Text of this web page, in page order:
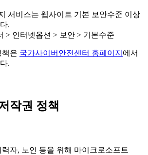
서비스는 웹사이트 기본 보안수준 이상
.
> 인터넷옵션 > 보안 > 기본수준
책은 국가사이버안전센터 홈페이지 에서
.
작권 정책
자, 노인 등을 위해 마이크로소프트